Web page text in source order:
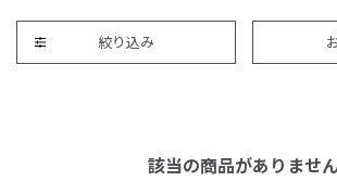
絞り込み
該当の商品がありませ